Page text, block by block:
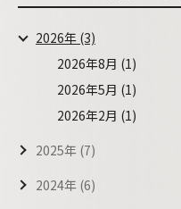
2026年 (3)
2026年8月 (1)
2026年5月 (1)
2026年2月 (1)
2025年 (7)
2024年 (6)